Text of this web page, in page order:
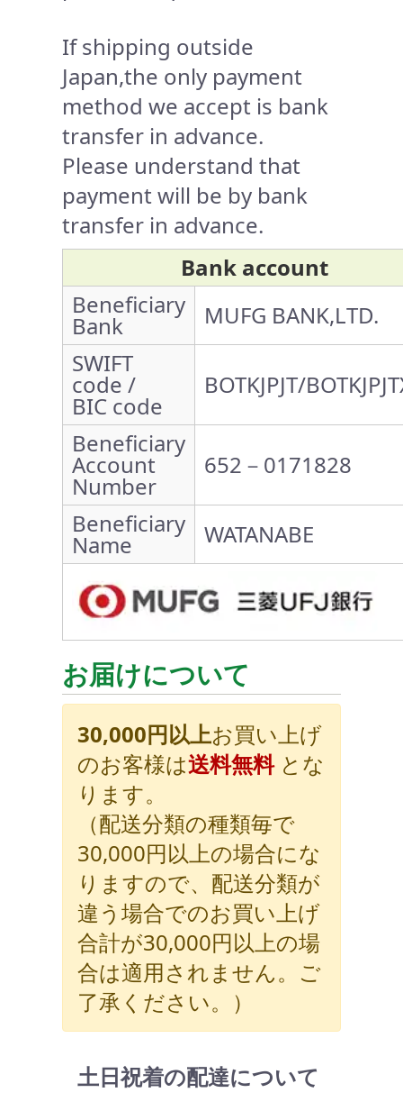
If shipping outside
Japan,the only payment
method we accept is bank
transfer in advance.
Please understand that
payment will be by bank
transfer in advance.
Bank account
Beneficiary
Bank
MUFG BANK,LTD.
SWIFT
code /
BIC code
BOTKJPJT/
Beneficiary
Account
Number
652－0171828
Beneficiary
Name WATANABE
お届けについて
30,000円以上お買い上げ
のお客様は送料無料とな
ります。
（配送分類の種類毎で
30,000円以上の場合にな
りますので、配送分類が
違う場合でのお買い上げ
合計が30,000円以上の場
合は適用されません。ご
了承ください。）
土日祝着の配達について